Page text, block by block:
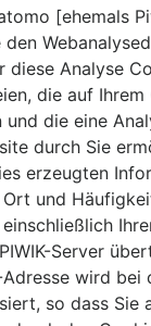
[ehemals
diese Analyse
die auf
die eine
durch Sie
erzeugten
und
Server
wird bei
so dass Sie